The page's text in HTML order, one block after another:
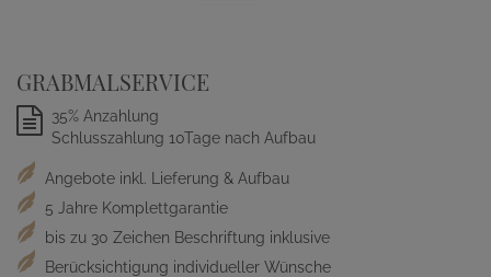
GRABMALSERVICE
35% Anzahlung
Schlusszahlung 10Tage nach Aufbau
Angebote inkl. Lieferung & Aufbau
5 Jahre Komplettgarantie
bis zu 30 Zeichen Beschriftung inklusive
Berücksichtigung individueller Wünsche